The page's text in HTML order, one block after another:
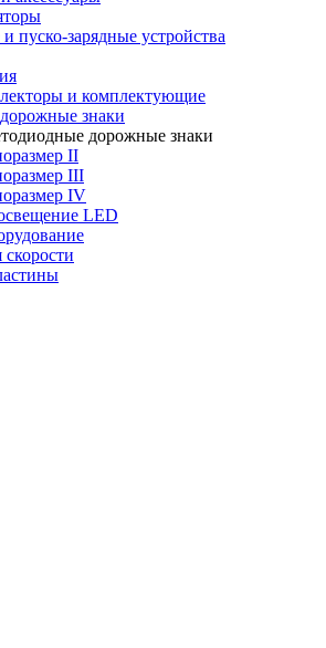
пуско-зарядные устройства
и комплектующие
знаки
дорожные знаки
II
III
IV
LED